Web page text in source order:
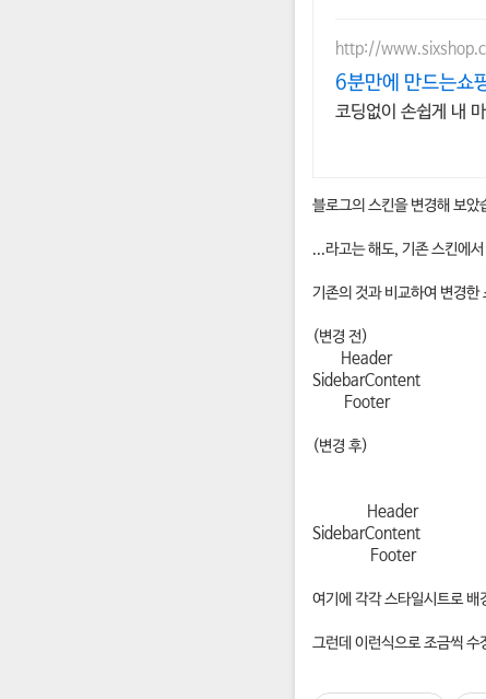
http://
6분만에 만드는쇼
코딩없이 손쉽게 내
블로그의 스킨을 변경해 보았
...라고는 해도, 기존 스킨에
기존의 것과 비교하여 변경한
(변경 전)
Header
SidebarContent
Footer
(변경 후)
Sidebar
Header
Content
Footer
여기에 각각 스타일시트로
그런데 이런식으로 조금씩